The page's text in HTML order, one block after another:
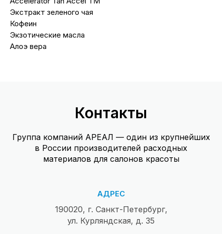
Экстракт зеленого чая
Кофеин
Экзотические масла
Алоэ вера
Контакты
Группа компаний АРЕАЛ — один из крупнейших
в России производителей расходных
материалов для салонов красоты
АДРЕС
190020, г. Санкт-Петербург,
ул. Курляндская, д. 35